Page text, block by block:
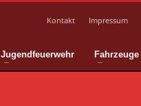
Kontakt Impressum
Jugendfeuerwehr Fahrzeuge